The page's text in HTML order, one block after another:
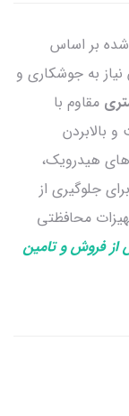
بر اساس
نیاز به جوشکاری و
مقاوم با
بالابردن
هیدرویک،
جلوگیری از
محافظتی
فروش و تامین